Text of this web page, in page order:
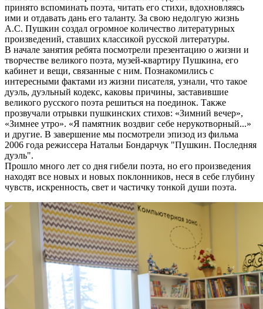
принято вспоминать поэта, читать его стихи, вдохновляясь
ими и отдавать дань его таланту. За свою недолгую жизнь
А.С. Пушкин создал огромное количество литературных
произведений, ставших классикой русской литературы.
В начале занятия ребята посмотрели презентацию о жизни и
творчестве великого поэта, музей-квартиру Пушкина, его
кабинет и вещи, связанные с ним. Познакомились с
интересными фактами из жизни писателя, узнали, что такое
дуэль, дуэльный кодекс, каковы причины, заставившие
великого русского поэта решиться на поединок. Также
прозвучали отрывки пушкинских стихов: «Зимний вечер»,
«Зимнее утро». «Я памятник воздвиг себе нерукотворный...»
и другие. В завершение мы посмотрели эпизод из фильма
2006 года режиссера Натальи Бондарчук "Пушкин. Последняя
дуэль".
Прошло много лет со дня гибели поэта, но его произведения
находят все новых и новых поклонников, неся в себе глубину
чувств, искренность, свет и частичку тонкой души поэта.